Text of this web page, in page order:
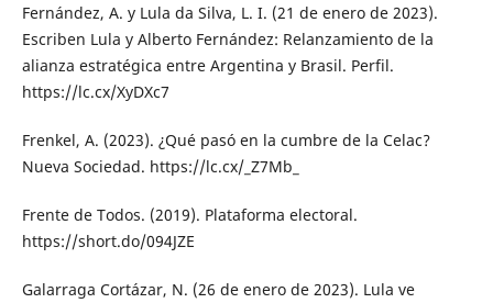
Fernández, A. y Lula da Silva, L. I. (21 de enero de 2023).
Escriben Lula y Alberto Fernández: Relanzamiento de la
alianza estratégica entre Argentina y Brasil. Perfil.
https://lc.cx/XyDXc7
Frenkel, A. (2023). ¿Qué pasó en la cumbre de la Celac?
Nueva Sociedad. https://lc.cx/_Z7Mb_
Frente de Todos. (2019). Plataforma electoral.
https://short.do/094JZE
Galarraga Cortázar, N. (26 de enero de 2023). Lula ve